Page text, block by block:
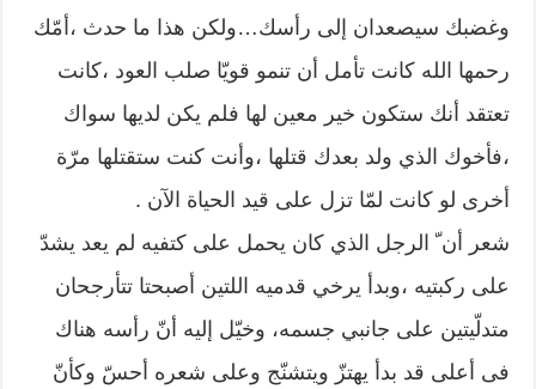
وغضبك سيصعدان إلى رأسك…ولكن هذا ما حدث ،أمّك
رحمها الله كانت تأمل أن تنمو قويّا صلب العود ،كانت
تعتقد أنك ستكون خير معين لها فلم يكن لديها سواك
،فأخوك الذي ولد بعدك قتلها ،وأنت كنت ستقتلها مرّة
أخرى لو كانت لمّا تزل على قيد الحياة الآن .
شعر أن ّ الرجل الذي كان يحمل على كتفيه لم يعد يشدّ
على ركبتيه ،وبدأ يرخي قدميه اللتين أصبحتا تتأرجحان
متدلّيتين على جانبي جسمه، وخيّل إليه أنّ رأسه هناك
فى أعلى قد بدأ يهتزّ ويتشنّج وعلى شعره أحسّ وكأنّ